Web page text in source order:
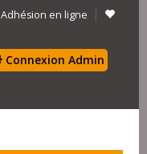
Adhésion en ligne |
Connexion Admin